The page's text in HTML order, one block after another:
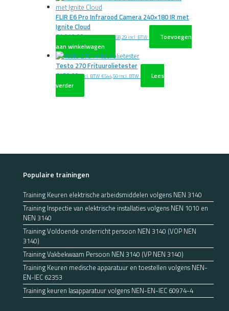
FLIR E6 Pro Infrarood Camera 240×180 IR met
Ignite Cloud
€1.949,00 excl. BTW€2.358,29 incl. BTW
Toevoegen
aan winkelwagen
Testo 270 Frituurolietester
€450,00 excl. BTW €544,50 incl. BTW
Lees
verder
Populaire trainingen
Training Keuren elektrische arbeidsmiddelen volgens NEN 3140
Training Inspectie van elektrische installaties volgens NEN 1010 en
NEN 3140
Training Voldoende onderricht persoon NEN 3140 (VOP NEN
3140)
Training Vakbekwaam Persoon NEN 3140 (VP NEN 3140)
Training Keuren medische apparatuur en toestellen volgens NEN-
EN-IEC 62353
Training keuren lasapparatuur volgens NEN-EN-IEC 60974-4